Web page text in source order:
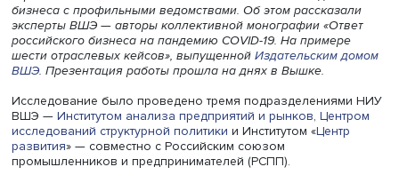
Российский бизнес смог быстрее адаптироваться к
коронакризису, чем предполагалось, а правительство
оперативно реагировало на новые вызовы. В то же
эффективность мер поддержки была разной для разных
бизнеса с профильными ведомствами. Об этом
эксперты ВШЭ — авторы коллективной монографии
российского бизнеса на пандемию COVID-19. На
шести отраслевых кейсов», выпущенной
ВШЭ
. Презентация работы прошла на днях в Вышке.